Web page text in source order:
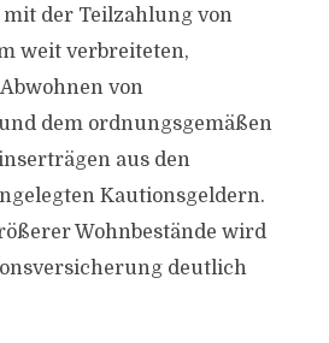
der Teilzahlung von
weit verbreiteten,
von
dem ordnungsgemäßen
aus den
Kautionsgeldern.
Wohnbestände wird
deutlich